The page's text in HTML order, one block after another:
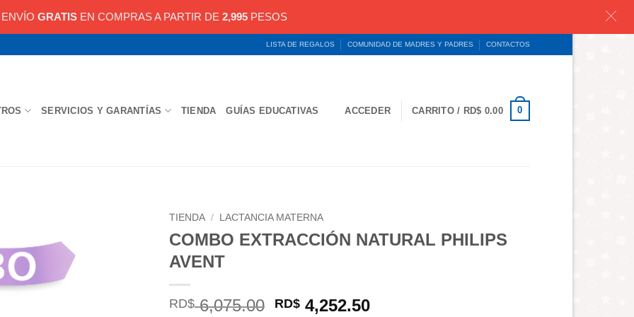
LISTA DE REGALOS COMUNIDAD DE MADRES Y PADRES CONTACTOS
SERVICIOS Y GARANTÍAS TIENDA GUÍAS EDUCATIVAS ACCEDER CARRITO / RD$ 0.00 0
TIENDA / LACTANCIA MATERNA
COMBO EXTRACCIÓN NATURAL PHILIPS
AVENT
RD$6,075.00 El
RD$ 4,252.50El
ENVÍO GRATIS EN COMPRAS A PARTIR DE 2,995 PESOS